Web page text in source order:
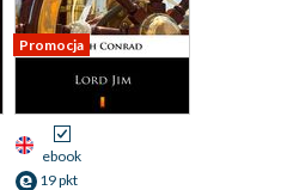
Promocja
ebook
19 pkt